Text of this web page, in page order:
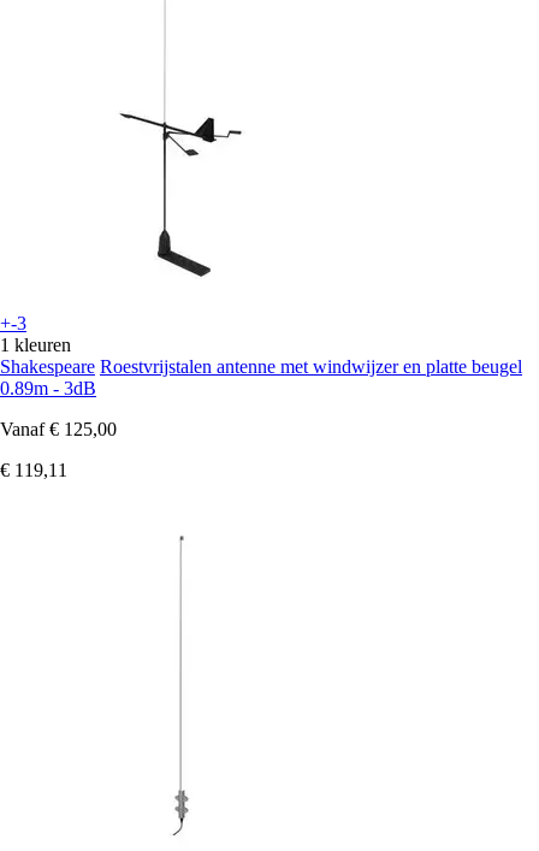
+-3
1 kleuren
Shakespeare Roestvrijstalen antenne met windwijzer en platte beugel
0.89m - 3dB
Vanaf € 125,00
€ 119,11